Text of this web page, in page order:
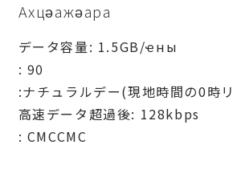
Ахцәажәара
データ容量: 1.5GB/ҽны
: 90
:ナチュラルデー(現地時間の0時
高速データ超過後: 128kbps
: СМССМС